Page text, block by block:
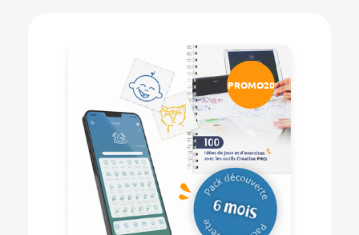
PROMO20